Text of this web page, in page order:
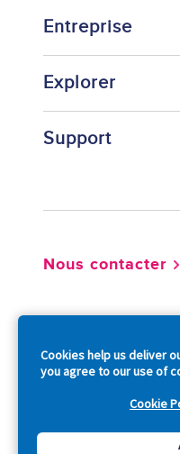
Cookies help us deliver
you agree to our use of
Cookie
Entreprise
Explorer
Support
Nous contacter
Copyright © 2026